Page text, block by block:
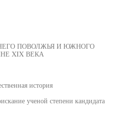
ПОВОЛЖЬЯ И ЮЖНОГО
XIX ВЕКА
история
ученой степени кандидата